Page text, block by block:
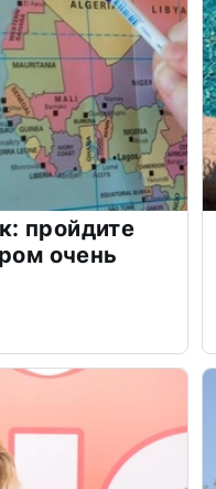
пройдите
очень